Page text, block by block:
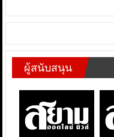
ผู้สนับสนุน